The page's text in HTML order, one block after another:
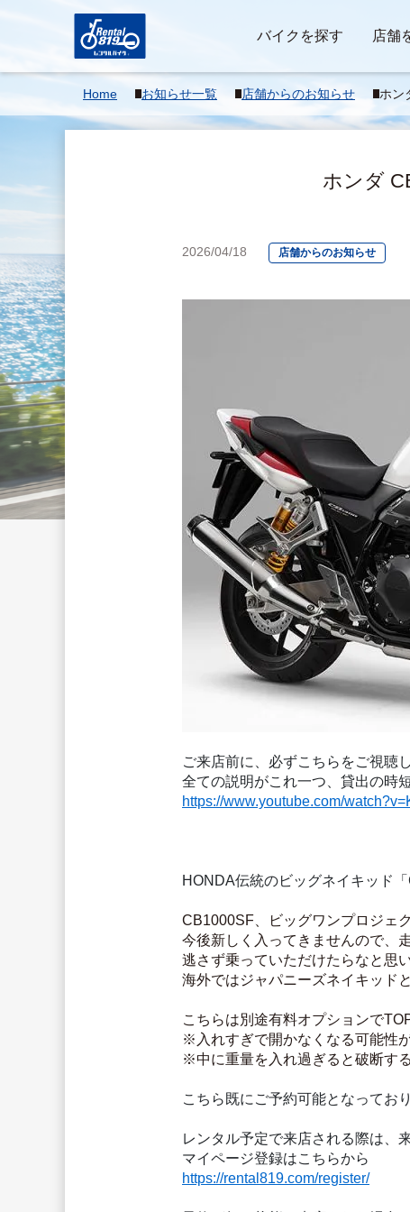
バイクを探す 店舗
Home お知らせ一覧 店舗からのお知らせ
ホン
レン
ホンダ
2026/04/18 店舗からのお知らせ
ご来店前に、必ずこちらをご視聴
全ての説明がこれ一つ、貸出の時
https://www.youtube.com/
HONDA伝統のビッグネイキッド
CB1000SF、ビッグワンプロジェ
今後新しく入ってきませんので、
逃さず乗っていただけたらなと思い
海外ではジャパニーズネイキッド
こちらは別途有料オプションで
※入れすぎで開かなくなる可能性
※中に重量を入れ過ぎると破断す
こちら既にご予約可能となってお
レンタル予定で来店される際は、
マイページ登録はこちらから
https://rental819.com/register/